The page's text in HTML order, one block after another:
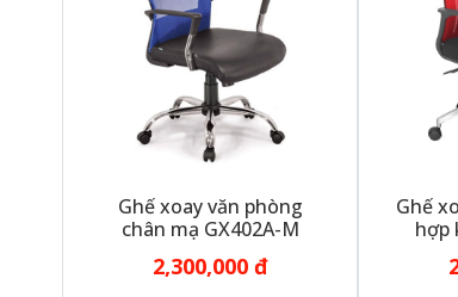
Ghế xoay văn phòng
chân mạ GX402A-M
2,300,000 đ
Ghế
hợp